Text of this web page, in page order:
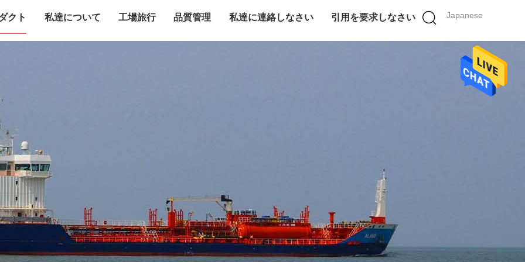
Japanese
クト 私達について 工場旅行 品質管理 私達に連絡しなさい 引用を要求しなさい